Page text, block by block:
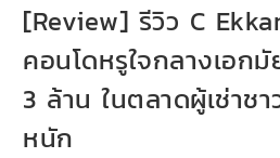
[Review] รีวิว C
คอนโดหรูใจกลางเอก
3 ล้าน ในตลาดผู้เช่าชา
หนัก